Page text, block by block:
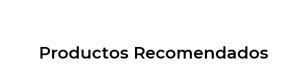
Productos Recomendados